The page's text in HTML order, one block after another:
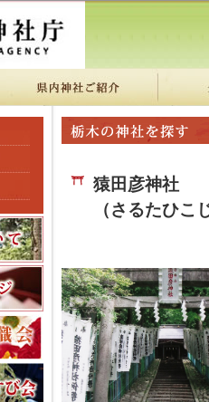
猿田彦神社
（さるたひこ